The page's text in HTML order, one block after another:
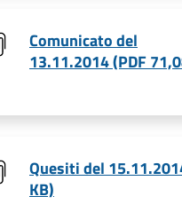
Comunicato del
13.11.2014 (PDF
Quesiti del
KB)